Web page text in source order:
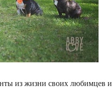
из жизни своих любимцев и